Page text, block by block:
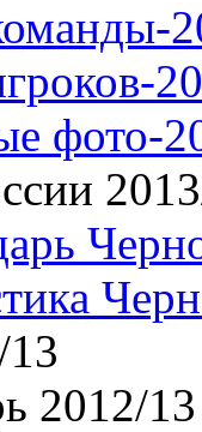
фото-
2012/13